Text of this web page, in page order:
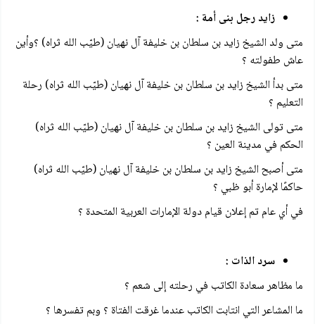
زايد رجل بنى أمة :
متى ولد الشيخ زايد بن سلطان بن خليفة آل نهيان (طيّب الله ثراه) ؟وأين
عاش طفولته ؟
متى بدأ الشيخ زايد بن سلطان بن خليفة آل نهيان (طيّب الله ثراه) رحلة
التعليم ؟
متى تولى الشيخ زايد بن سلطان بن خليفة آل نهيان (طيّب الله ثراه)
الحكم في مدينة العين ؟
متى أصبح الشيخ زايد بن سلطان بن خليفة آل نهيان (طيّب الله ثراه)
حاكمًا لإمارة أبو ظبي ؟
في أي عام تم إعلان قيام دولة الإمارات العربية المتحدة ؟
سرد الذات :
ما مظاهر سعادة الكاتب في رحلته إلى شعم ؟
ما المشاعر التي انتابت الكاتب عندما غرقت الفتاة ؟ وبم تفسرها ؟